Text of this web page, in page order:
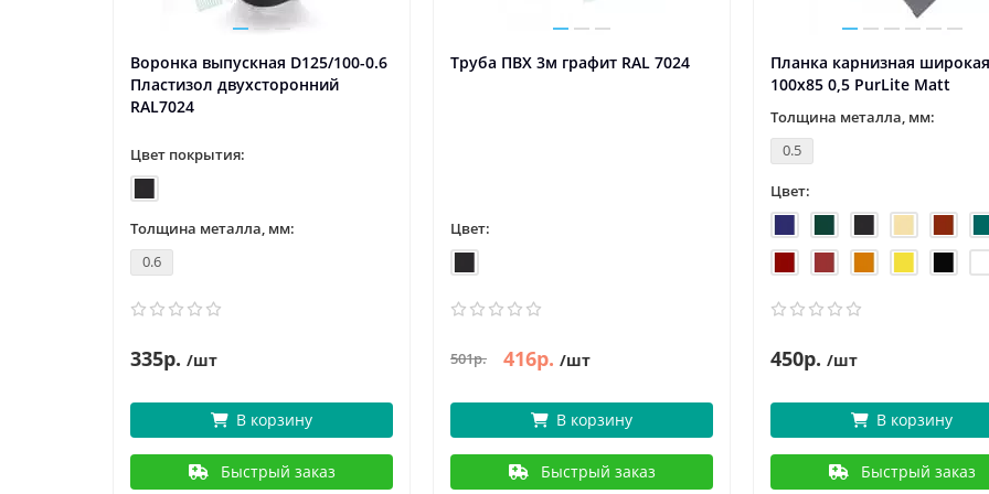
Воронка выпускная D125/100-0.6
Пластизол двухсторонний
RAL7024
Цвет покрытия:
Толщина металла, мм:
0.6
335р. /шт
В корзину
Быстрый заказ
Труба ПВХ 3м графит RAL 7024
Цвет:
501р. 416р. /шт
В корзину
Быстрый заказ
Планка карнизная широкая
100х85 0,5 PurLite Мatt
Толщина металла, мм:
0.5
Цвет:
450р. /шт
В корзину
Быстрый заказ